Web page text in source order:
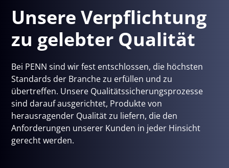
Unsere Verpflichtung
zu gelebter Qualität
Bei PENN sind wir fest entschlossen, die höchsten
Standards der Branche zu erfüllen und zu
übertreffen. Unsere Qualitätssicherungsprozesse
sind darauf ausgerichtet, Produkte von
herausragender Qualität zu liefern, die den
Anforderungen unserer Kunden in jeder Hinsicht
gerecht werden.